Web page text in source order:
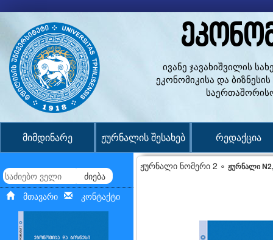
ივანე ჯავახიშვილის
ეკონომიკისა და
მიმდინარე ჟურნალის შესახებ რედაქცია
ძიება
მთავარი კონტაქტი
ჟურნალი ნომერი 2 ∘ ჟურნალი